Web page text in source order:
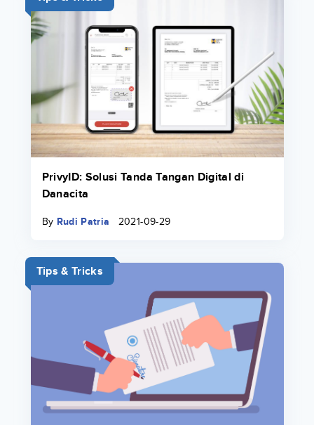
PrivyID: Solusi Tanda Tangan Digital di
Danacita
By Rudi Patria 2021-09-29
Tips & Tricks